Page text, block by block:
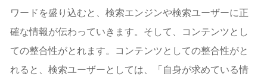
ワードを盛り込むと、検索エンジンや検索ユーザーに正
確な情報が伝わっていきます。そして、コンテンツとし
ての整合性がとれます。コンテンツとしての整合性がと
れると、検索ユーザーとしては、「自身が求めている情